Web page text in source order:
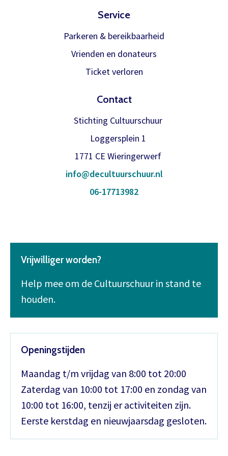
Service
Parkeren & bereikbaarheid
Vrienden en donateurs
Ticket verloren
Contact
Stichting Cultuurschuur
Loggersplein 1
1771 CE Wieringerwerf
info@decultuurschuur.nl
06-17713982
Vrijwilliger worden?
Help mee om de Cultuurschuur in stand te
houden.
Openingstijden
Maandag t/m vrijdag van 8:00 tot 20:00
Zaterdag van 10:00 tot 17:00 en zondag van
10:00 tot 16:00, tenzij er activiteiten zijn.
Eerste kerstdag en nieuwjaarsdag gesloten.